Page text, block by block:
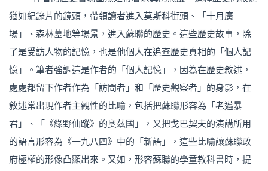
猶如紀錄片的鏡頭，帶領讀者進入莫斯科街頭、「十月廣
場」、森林墓地等場景，進入蘇聯的歷史。這些歷史故事，除
了是受訪人物的記憶，也是他個人在追查歷史真相的「個人記
憶」。筆者強調這是作者的「個人記憶」，因為在歷史敘述，
處處都留下作者作為「訪問者」和「歷史觀察者」的身影，在
敘述常出現作者主觀性的比喻，包括把蘇聯形容為「老邁暴
君」、「《綠野仙蹤》的奧茲國」，又把戈巴契夫的演講所用
的語言形容為《一九八四》中的「新語」，這些比喻讓蘇聯政
府極權的形像凸顯出來。又如，形容蘇聯的學童教科書時，提